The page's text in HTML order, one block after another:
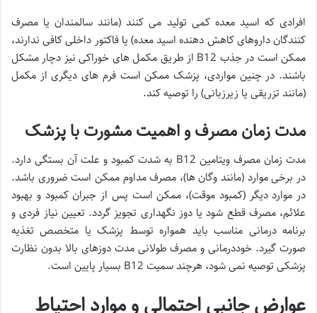
افرادی که اسید معده کمی تولید می کنند (مانند سالمندان یا مصرف
کنندگان داروهای کاهش دهنده اسید معده) یا فاکتور داخلی کافی ندارند،
ممکن است در جذب B12 از طریق مکمل های خوراکی نیز دچار مشکل
باشند. در چنین مواردی، پزشک ممکن است فرم های دیگری از مکمل
(مانند تزریقی یا زیرزبانی) را توصیه کند.
مدت زمان مصرف و اهمیت مشورت با پزشک
مدت زمان مصرف ویتامین B12 به شدت کمبود و علت آن بستگی دارد.
در برخی موارد (مانند وگان ها)، مصرف مداوم ممکن است ضروری باشد.
در موارد دیگر (کمبود موقت)، ممکن است پس از جبران کمبود و بهبود
علائم، مصرف قطع شود یا دوز نگهداری تجویز گردد. تعیین نیاز فردی و
برنامه درمانی مناسب باید همواره توسط پزشک یا متخصص تغذیه
صورت گیرد. خوددرمانی و مصرف طولانی مدت دوزهای بالا بدون نظارت
پزشکی توصیه نمی شود، هرچند سمیت B12 بسیار پایین است.
عوارض جانبی احتمالی و موارد احتیاط